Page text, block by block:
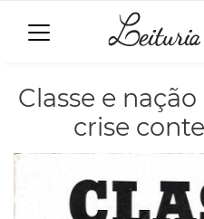
Classe e
crise